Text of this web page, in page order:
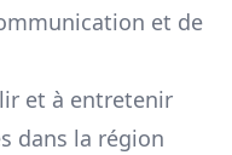
et de
et à entretenir
dans la région